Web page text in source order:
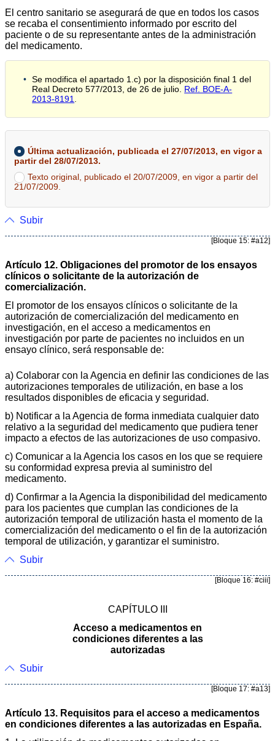
El centro sanitario se asegurará de que en todos los casos
se recaba el consentimiento informado por escrito del
paciente o de su representante antes de la administración
del medicamento.
Se modifica el apartado 1.c) por la disposición final 1 del
Real Decreto 577/2013, de 26 de julio. Ref. BOE-A-
2013-8191
Última actualización, publicada el 27/07/2013, en vigor a
partir del 28/07/2013.
Texto original, publicado el 20/07/2009, en vigor a partir del
21/07/2009.
Subir
[Bloque 15: #a12]
Artículo 12. Obligaciones del promotor de los ensayos
clínicos o solicitante de la autorización de
comercialización.
El promotor de los ensayos clínicos o solicitante de la
autorización de comercialización del medicamento en
investigación, en el acceso a medicamentos en
investigación por parte de pacientes no incluidos en un
ensayo clínico, será responsable de:
a) Colaborar con la Agencia en definir las condiciones de las
autorizaciones temporales de utilización, en base a los
resultados disponibles de eficacia y seguridad.
b) Notificar a la Agencia de forma inmediata cualquier dato
relativo a la seguridad del medicamento que pudiera tener
impacto a efectos de las autorizaciones de uso compasivo.
c) Comunicar a la Agencia los casos en los que se requiere
su conformidad expresa previa al suministro del
medicamento.
d) Confirmar a la Agencia la disponibilidad del medicamento
para los pacientes que cumplan las condiciones de la
autorización temporal de utilización hasta el momento de la
comercialización del medicamento o el fin de la autorización
temporal de utilización, y garantizar el suministro.
Subir
[Bloque 16: #ciii]
CAPÍTULO III
Acceso a medicamentos en
condiciones diferentes a las
autorizadas
Subir
[Bloque 17: #a13]
Artículo 13. Requisitos para el acceso a medicamentos
en condiciones diferentes a las autorizadas en España.